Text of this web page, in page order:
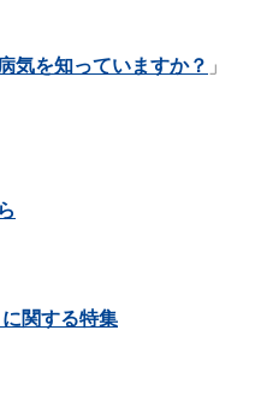
気を知っていますか？ 」
関する特集